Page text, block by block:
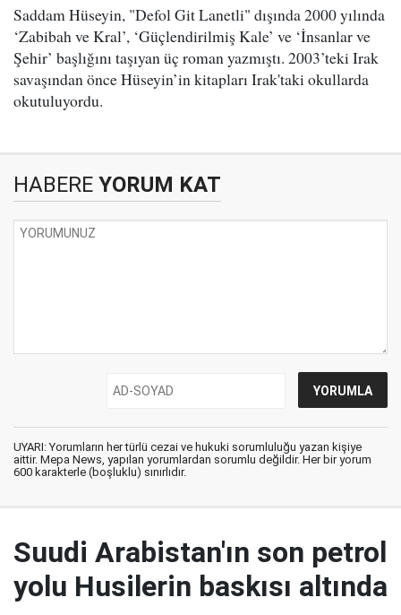
Saddam Hüseyin, "Defol Git Lanetli" dışında 2000 yılında
‘Zabibah ve Kral’, ‘Güçlendirilmiş Kale’ ve ‘İnsanlar ve
Şehir’ başlığını taşıyan üç roman yazmıştı. 2003’teki Irak
savaşından önce Hüseyin’in kitapları Irak'taki okullarda
okutuluyordu.
HABERE YORUM KAT
UYARI: Yorumların her türlü cezai ve hukuki sorumluluğu yazan kişiye
aittir. Mepa News, yapılan yorumlardan sorumlu değildir. Her bir yorum
600 karakterle (boşluklu) sınırlıdır.
Suudi Arabistan'ın son petrol
yolu Husilerin baskısı altında